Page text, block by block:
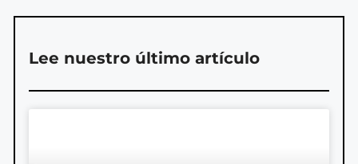
Lee nuestro último artículo